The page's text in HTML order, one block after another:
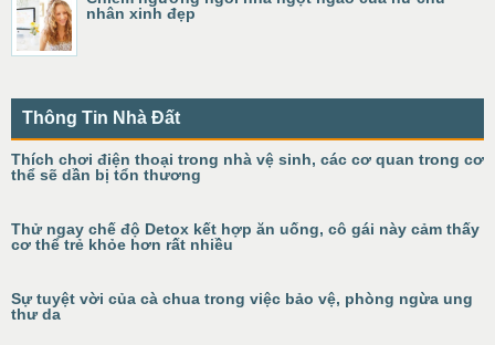
nhân xinh đẹp
Thông Tin Nhà Đất
Thích chơi điện thoại trong nhà vệ sinh, các cơ quan trong cơ
thể sẽ dần bị tổn thương
Thử ngay chế độ Detox kết hợp ăn uống, cô gái này cảm thấy
cơ thể trẻ khỏe hơn rất nhiều
Sự tuyệt vời của cà chua trong việc bảo vệ, phòng ngừa ung
thư da